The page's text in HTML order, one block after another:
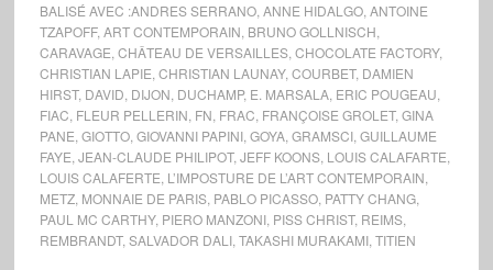
BALISÉ AVEC :ANDRES SERRANO, ANNE HIDALGO, ANTOINE
TZAPOFF, ART CONTEMPORAIN BRUNO GOLLNISCH
CARAVAGE CHÂTEAU DE VERSAILLES, CHOCOLATE FACTORY,
CHRISTIAN LAPIE CHRISTIAN LAUNAY, COURBET, DAMIEN
HIRST, DAVID DIJON DUCHAMP, E. MARSALA, ERIC POUGEAU
FIAC FLEUR PELLERIN FN FRAC FRANÇOISE GROLET, GINA
PANE GIOTTO, GIOVANNI PAPINI, GOYA, GRAMSCI, GUILLAUME
FAYE JEAN-CLAUDE PHILIPOT, JEFF KOONS, LOUIS CALAFARTE
LOUIS CALAFERTE L’IMPOSTURE DE L’ART CONTEMPORAIN
METZ, MONNAIE DE PARIS, PABLO PICASSO, PATTY CHANG,
PAUL MC CARTHY, PIERO MANZONI, PISS CHRIST, REIMS,
REMBRANDT, SALVADOR DALI, TAKASHI MURAKAMI, TITIEN